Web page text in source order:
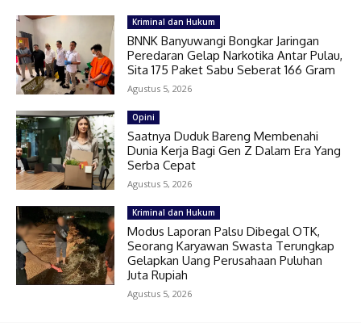
Kriminal dan Hukum
BNNK Banyuwangi Bongkar Jaringan
Peredaran Gelap Narkotika Antar Pulau,
Sita 175 Paket Sabu Seberat 166 Gram
Agustus 5, 2026
Opini
Saatnya Duduk Bareng Membenahi
Dunia Kerja Bagi Gen Z Dalam Era Yang
Serba Cepat
Agustus 5, 2026
Kriminal dan Hukum
Modus Laporan Palsu Dibegal OTK,
Seorang Karyawan Swasta Terungkap
Gelapkan Uang Perusahaan Puluhan
Juta Rupiah
Agustus 5, 2026